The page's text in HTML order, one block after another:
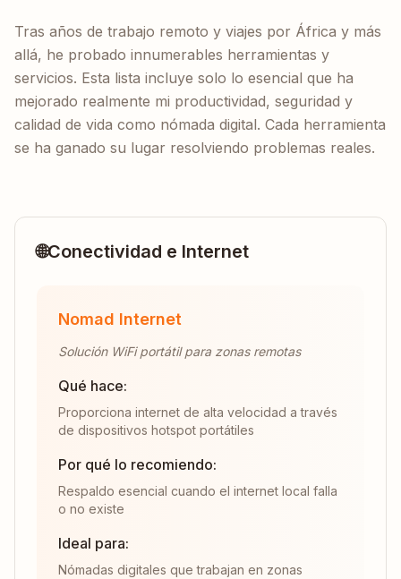
Tras años de trabajo remoto y viajes por África y más
allá, he probado innumerables herramientas y
servicios. Esta lista incluye solo lo esencial que ha
mejorado realmente mi productividad, seguridad y
calidad de vida como nómada digital. Cada herramienta
se ha ganado su lugar resolviendo problemas reales.
🌐Conectividad e Internet
Nomad Internet
Solución WiFi portátil para zonas remotas
Qué hace:
Proporciona internet de alta velocidad a través
de dispositivos hotspot portátiles
Por qué lo recomiendo:
Respaldo esencial cuando el internet local falla
o no existe
Ideal para:
Nómadas digitales que trabajan en zonas